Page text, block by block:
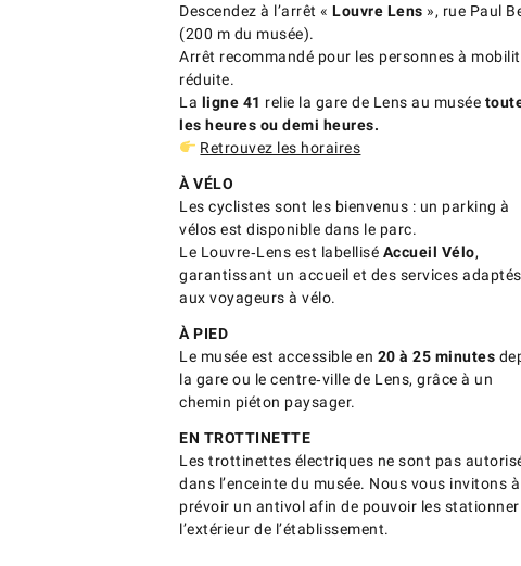
Descendez à l’arrêt « Louvre Lens », rue Paul
(200 m du musée).
Arrêt recommandé pour les personnes à
réduite.
La ligne 41 relie la gare de Lens au musée
les heures ou demi heures.
Retrouvez les horaires
À VÉLO
Les cyclistes sont les bienvenus : un parking à
vélos est disponible dans le parc.
Le Louvre‑Lens est labellisé Accueil Vélo,
garantissant un accueil et des services adaptés
aux voyageurs à vélo.
À PIED
Le musée est accessible en 20 à 25 minutes
la gare ou le centre‑ville de Lens, grâce à un
chemin piéton paysager.
EN TROTTINETTE
Les trottinettes électriques ne sont pas
dans l’enceinte du musée. Nous vous invitons à
prévoir un antivol afin de pouvoir les stationner
l’extérieur de l’établissement.